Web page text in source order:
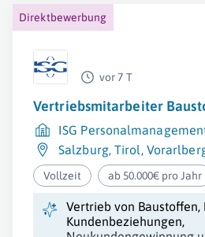
Direktbewerbung
vor 7 T
Vertriebsmitarbeiter
ISG
Salzburg,Tirol
Vollzeit ab 50.000€ pro Jahr
Vertrieb von Baustoffen,
Kundenbeziehungen,